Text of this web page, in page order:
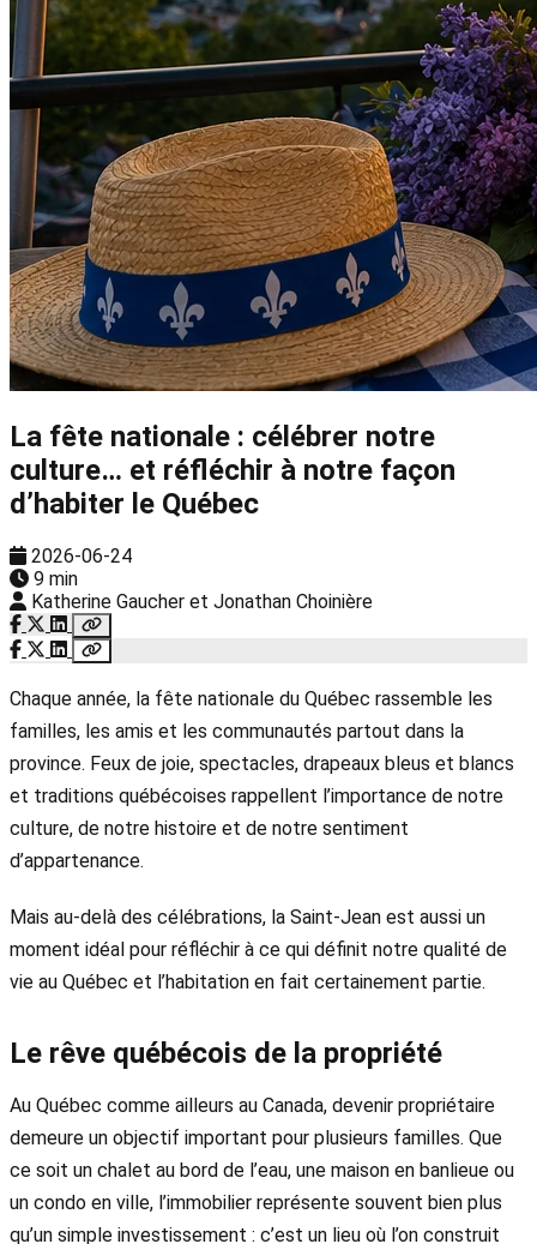
La fête nationale : célébrer notre
culture… et réfléchir à notre façon
d’habiter le Québec
2026-06-24
9 min
Katherine Gaucher et Jonathan Choinière
Chaque année, la fête nationale du Québec rassemble les
familles, les amis et les communautés partout dans la
province. Feux de joie, spectacles, drapeaux bleus et blancs
et traditions québécoises rappellent l’importance de notre
culture, de notre histoire et de notre sentiment
d’appartenance.
Mais au-delà des célébrations, la Saint-Jean est aussi un
moment idéal pour réfléchir à ce qui définit notre qualité de
vie au Québec et l’habitation en fait certainement partie.
Le rêve québécois de la propriété
Au Québec comme ailleurs au Canada, devenir propriétaire
demeure un objectif important pour plusieurs familles. Que
ce soit un chalet au bord de l’eau, une maison en banlieue ou
un condo en ville, l’immobilier représente souvent bien plus
qu’un simple investissement : c’est un lieu où l’on construit